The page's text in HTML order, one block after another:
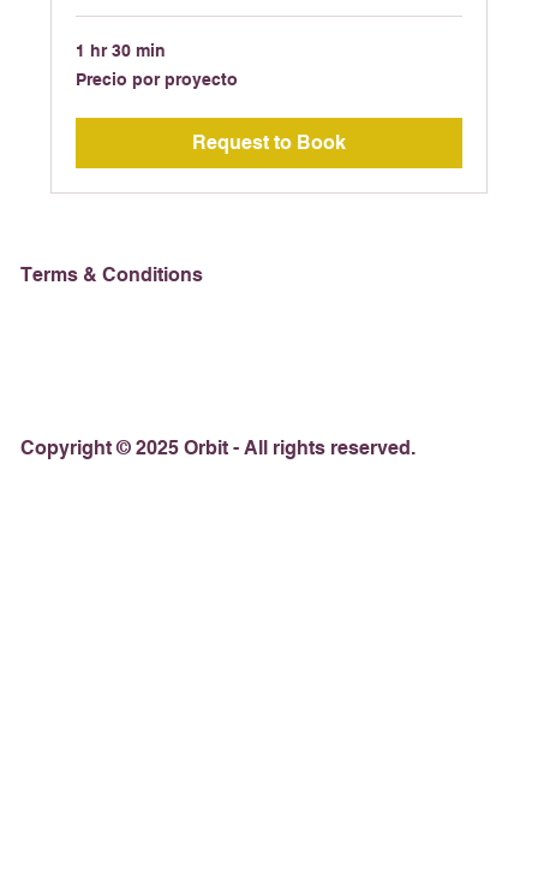
1 hr 30 min
Precio
por
Precio por proyecto
Request to Book
Terms & Conditions
Copyright © 2025 Orbit - All rights reserved.